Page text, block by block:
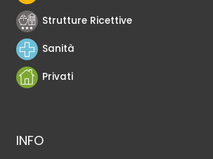
Strutture Ricettive
Sanità
Privati
INFO